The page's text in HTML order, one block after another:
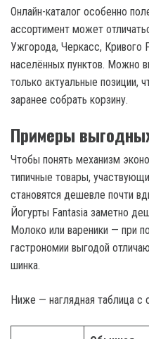
Онлайн-каталог особенно
ассортимент может
Ужгорода, Черкасс, Кривого
населённых пунктов. Можно
только актуальные позиции,
заранее собрать корзину.
Примеры
Чтобы понять механизм
типичные товары,
становятся дешевле почти
Йогурты Fantasia заметно
Молоко или вареники — при
гастрономии выгодой
шинка.
Ниже — наглядная таблица с